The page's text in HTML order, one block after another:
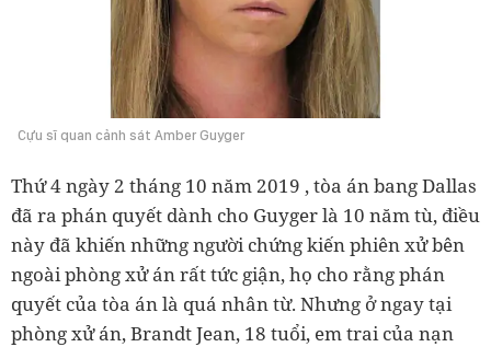
Cựu sĩ quan cảnh sát Amber Guyger
Thứ 4 ngày 2 tháng 10 năm 2019 , tòa án bang Dallas
đã ra phán quyết dành cho Guyger là 10 năm tù, điều
này đã khiến những người chứng kiến phiên xử bên
ngoài phòng xử án rất tức giận, họ cho rằng phán
quyết của tòa án là quá nhân từ. Nhưng ở ngay tại
phòng xử án, Brandt Jean, 18 tuổi, em trai của nạn